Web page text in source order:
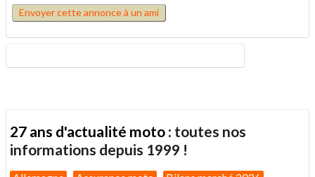
Envoyer cette annonce à un ami
27 ans d'actualité moto : toutes nos
informations depuis 1999 !